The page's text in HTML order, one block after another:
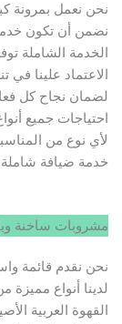
نحن نعمل بمرونة
نضمن أن تكون خدمة
الخدمة الشاملة
الاعتماد علينا في
لضمان نجاح كل
احتياجات جميع
لأي نوع من
خدمة ضيافة شاملة
مشروبات ساخنة
نحن نقدم قائمة
لدينا أنواع مميزة
القهوة العربية